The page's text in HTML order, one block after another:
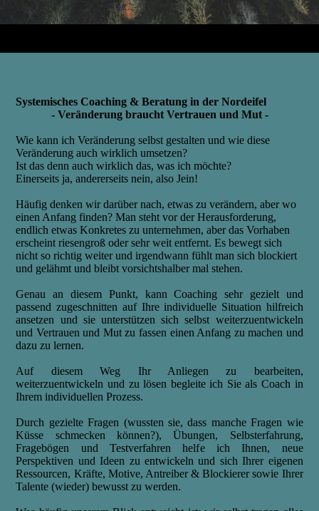
Systemisches Coaching & Beratung in der Nordeifel
- Veränderung braucht Vertrauen und Mut -
Wie kann ich Veränderung selbst gestalten und wie diese
Veränderung auch wirklich umsetzen?
Ist das denn auch wirklich das, was ich möchte?
Einerseits ja, andererseits nein, also Jein!
Häufig denken wir darüber nach, etwas zu verändern, aber wo
einen Anfang finden? Man steht vor der Herausforderung,
endlich etwas Konkretes zu unternehmen, aber das Vorhaben
erscheint riesengroß oder sehr weit entfernt. Es bewegt sich
nicht so richtig weiter und irgendwann fühlt man sich blockiert
und gelähmt und bleibt vorsichtshalber mal stehen.
Genau an diesem Punkt, kann Coaching sehr gezielt und
passend zugeschnitten auf Ihre individuelle Situation hilfreich
ansetzen und sie unterstützen sich selbst weiterzuentwickeln
und Vertrauen und Mut zu fassen einen Anfang zu machen und
dazu zu lernen.
Auf diesem Weg Ihr Anliegen zu bearbeiten,
weiterzuentwickeln und zu lösen begleite ich Sie als Coach in
Ihrem individuellen Prozess.
Durch gezielte Fragen (wussten sie, dass manche Fragen wie
Küsse schmecken können?), Übungen, Selbsterfahrung,
Fragebögen und Testverfahren helfe ich Ihnen, neue
Perspektiven und Ideen zu entwickeln und sich Ihrer eigenen
Ressourcen, Kräfte, Motive, Antreiber & Blockierer sowie Ihrer
Talente (wieder) bewusst zu werden.